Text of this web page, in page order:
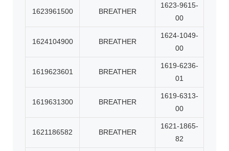
1623961500 BREATHER
1623-9615-
00
1624104900 BREATHER
1624-1049-
00
1619623601 BREATHER
1619-6236-
01
1619631300 BREATHER
1619-6313-
00
1621186582 BREATHER
1621-1865-
82